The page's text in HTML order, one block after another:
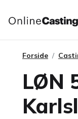
Forside
LØN